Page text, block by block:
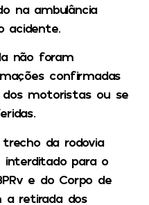
na ambulância
acidente.
não foram
confirmadas
motoristas ou se
da rodovia
interditado para o
e do Corpo de
a retirada dos